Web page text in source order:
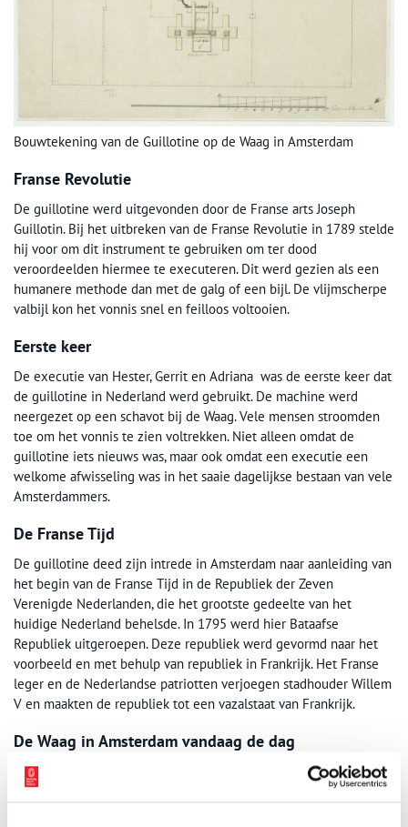
Bouwtekening van de Guillotine op de Waag in Amsterdam
Franse Revolutie
De guillotine werd uitgevonden door de Franse arts Joseph
Guillotin. Bij het uitbreken van de Franse Revolutie in 1789 stelde
hij voor om dit instrument te gebruiken om ter dood
veroordeelden hiermee te executeren. Dit werd gezien als een
humanere methode dan met de galg of een bijl. De vlijmscherpe
valbijl kon het vonnis snel en feilloos voltooien.
Eerste keer
De executie van Hester, Gerrit en Adriana was de eerste keer dat
de guillotine in Nederland werd gebruikt. De machine werd
neergezet op een schavot bij de Waag. Vele mensen stroomden
toe om het vonnis te zien voltrekken. Niet alleen omdat de
guillotine iets nieuws was, maar ook omdat een executie een
welkome afwisseling was in het saaie dagelijkse bestaan van vele
Amsterdammers.
De Franse Tijd
De guillotine deed zijn intrede in Amsterdam naar aanleiding van
het begin van de Franse Tijd in de Republiek der Zeven
Verenigde Nederlanden, die het grootste gedeelte van het
huidige Nederland behelsde. In 1795 werd hier Bataafse
Republiek uitgeroepen. Deze republiek werd gevormd naar het
voorbeeld en met behulp van republiek in Frankrijk. Het Franse
leger en de Nederlandse patriotten verjoegen stadhouder Willem
V en maakten de republiek tot een vazalstaat van Frankrijk.
De Waag in Amsterdam vandaag de dag
Bron: Wikimedia Commons